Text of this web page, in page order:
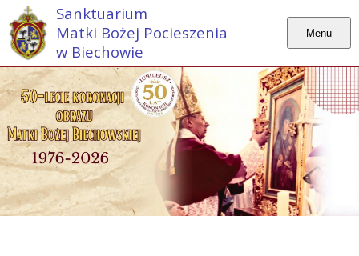
Sanktuarium
Matki Bożej Pocieszenia
w Biechowie
Menu